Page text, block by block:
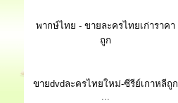
พากษ์ไทย - ขายละครไทยเก่าราคา
ถูก
ขายdvdละครไทยใหม่-ซีรีย์เกาหลีถูก
...